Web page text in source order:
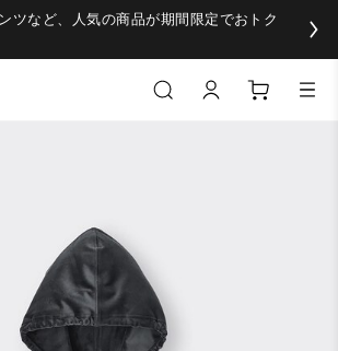
ツなど、人気の商品が期間限定でおトク